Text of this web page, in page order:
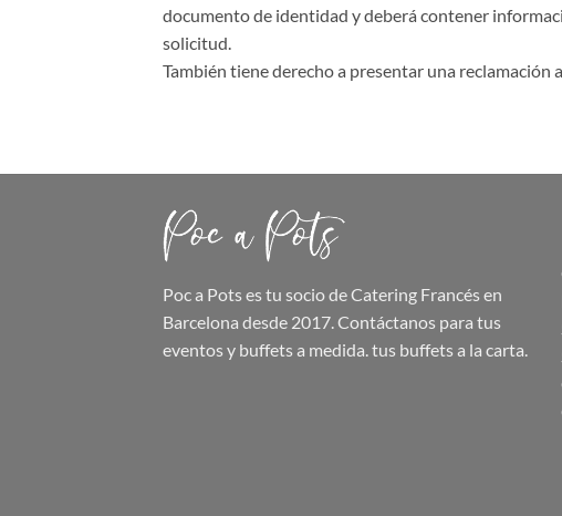
documento de identidad y deberá contener
solicitud.
También tiene derecho a presentar una
Poc a Potses tu socio de Catering Francés en
Barcelona desde 2017. Contáctanos para tus
eventos y buffets a medida.tus buffetsa la carta.